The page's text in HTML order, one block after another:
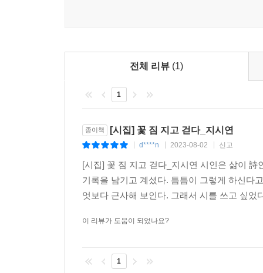
전체 리뷰 (1)
1
종이책 [시집] 꽃 짐 지고 걷다_지시연
d****n 2023-08-02 신고
[시집] 꽃 짐 지고 걷다_지시연 시인은 삶이
기록을 남기고 계셨다. 틈틈이 그렇게 하신다
엇보다 근사해 보인다. 그래서 시를 쓰고 싶
이 리뷰가 도움이 되었나요?
1